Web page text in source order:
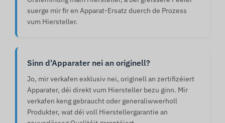
suerge mir fir en Apparat-Ersatz duerch de Prozess
vum Hiersteller.
Sinn d'Apparater nei an originell?
Jo, mir verkafen exklusiv nei, originell an zertifizéiert
Apparater, déi direkt vum Hiersteller bezu ginn. Mir
verkafen keng gebraucht oder generaliwwerholl
Produkter, wat déi voll Hierstellergarantie an